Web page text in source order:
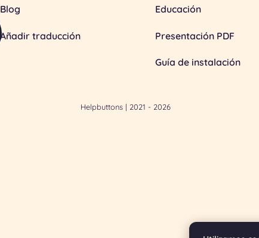
Blog
Añadir traducción
Educación
Presentación PDF
Guía de instalación
Helpbuttons| 2021 - 2026